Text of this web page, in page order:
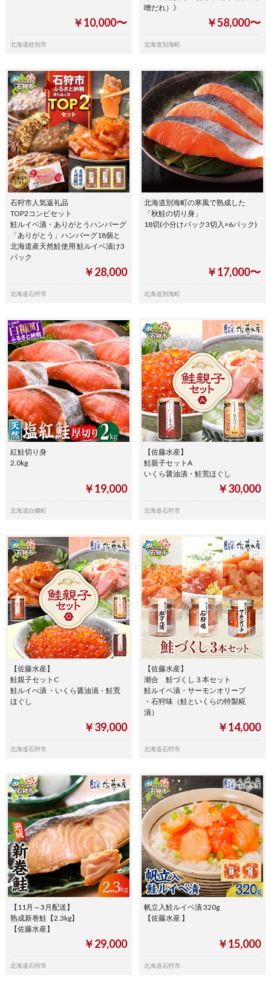
￥10,000〜
北海道紋別市
噌だれ）》
￥58,000〜
北海道別海町
石狩市人気返礼品
TOP2コンビセット
鮭ルイベ漬・ありがとうハンバーグ
「ありがとう」ハンバーグ18個と
北海道産天然鮭使用 鮭ルイベ漬け3
パック
￥28,000
北海道石狩市
北海道別海町の寒風で熟成した
「秋鮭の切り身」
18切(小分けパック3切入×6パック)
￥17,000〜
北海道別海町
紅鮭切り身
2.0kg
￥19,000
北海道白糠町
【佐藤水産】
鮭親子セットA
いくら醤油漬・鮭荒ほぐし
￥30,000
北海道石狩市
【佐藤水産】
鮭親子セットC
鮭ルイべ漬 ・いくら醤油漬・鮭荒
ほぐし
￥39,000
北海道石狩市
【佐藤水産】
潮合 鮭づくし３本セット
鮭ルイベ漬・サーモンオリーブ
・石狩味（鮭といくらの特製糀
漬）
￥14,000
北海道石狩市
【11月～3月配送】
熟成新巻鮭【2.3kg】
【佐藤水産】
￥29,000
北海道石狩市
帆立入鮭ルイベ漬 320g
【佐藤水産 】
￥15,000
北海道石狩市